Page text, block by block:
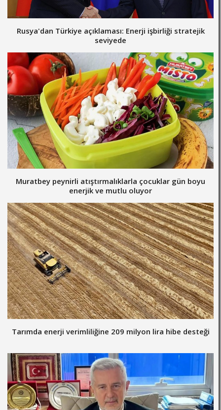
Rusya'dan Türkiye açıklaması: Enerji işbirliği stratejik
seviyede
Muratbey peynirli atıştırmalıklarla çocuklar gün boyu
enerjik ve mutlu oluyor
Tarımda enerji verimliliğine 209 milyon lira hibe desteği